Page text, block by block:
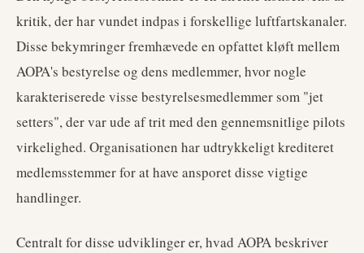
kritik, der har vundet indpas i forskellige luftfartskanaler.
Disse bekymringer fremhævede en opfattet kløft mellem
AOPA's bestyrelse og dens medlemmer, hvor nogle
karakteriserede visse bestyrelsesmedlemmer som "jet
setters", der var ude af trit med den gennemsnitlige pilots
virkelighed. Organisationen har udtrykkeligt krediteret
medlemsstemmer for at have ansporet disse vigtige
handlinger.
Centralt for disse udviklinger er, hvad AOPA beskriver